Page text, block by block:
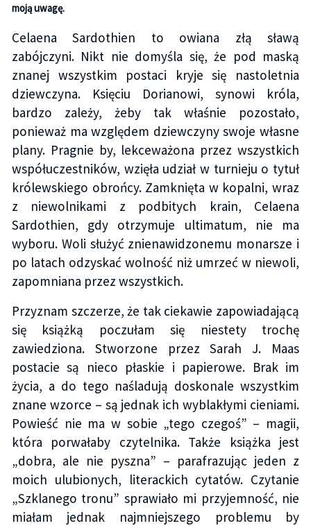
moją uwagę.
Celaena Sardothien to owiana złą sławą
zabójczyni. Nikt nie domyśla się, że pod maską
znanej wszystkim postaci kryje się nastoletnia
dziewczyna. Księciu Dorianowi, synowi króla,
bardzo zależy, żeby tak właśnie pozostało,
ponieważ ma względem dziewczyny swoje własne
plany. Pragnie by, lekceważona przez wszystkich
współuczestników, wzięła udział w turnieju o tytuł
królewskiego obrońcy. Zamknięta w kopalni, wraz
z niewolnikami z podbitych krain, Celaena
Sardothien, gdy otrzymuje ultimatum, nie ma
wyboru. Woli służyć znienawidzonemu monarsze i
po latach odzyskać wolność niż umrzeć w niewoli,
zapomniana przez wszystkich.
Przyznam szczerze, że tak ciekawie zapowiadającą
się książką poczułam się niestety trochę
zawiedziona. Stworzone przez Sarah J. Maas
postacie są nieco płaskie i papierowe. Brak im
życia, a do tego naśladują doskonale wszystkim
znane wzorce – są jednak ich wyblakłymi cieniami.
Powieść nie ma w sobie „tego czegoś” – magii,
która porwałaby czytelnika. Także książka jest
„dobra, ale nie pyszna” – parafrazując jeden z
moich ulubionych, literackich cytatów. Czytanie
„Szklanego tronu” sprawiało mi przyjemność, nie
miałam jednak najmniejszego problemu by